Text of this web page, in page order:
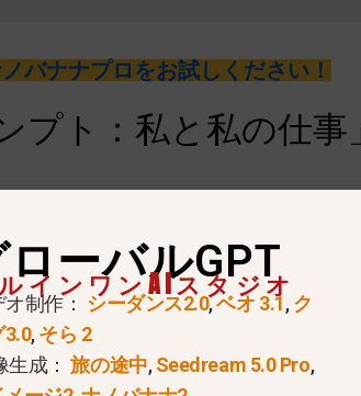
バナナプロをお試しください！
プト：私と私の仕事
メディアを席巻する。このトレンドは
ことができる。AIは、あなたの「記
アを見つけます。単に漫画を描くの
ローバルGPT
インワンAIスタジオ
オ制作： シーダンス2.0,ベオ 3.1,ク
3.0,そら 2
生成：旅の途中,Seedream 5.0 Pro,